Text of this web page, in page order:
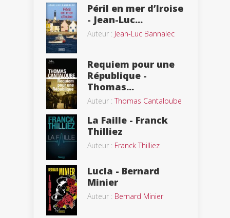
Péril en mer d’Iroise
- Jean-Luc...
Auteur : Jean-Luc Bannalec
Requiem pour une
République -
Thomas...
Auteur :Thomas Cantaloube
La Faille - Franck
Thilliez
Auteur : Franck Thilliez
Lucia - Bernard
Minier
Auteur : Bernard Minier